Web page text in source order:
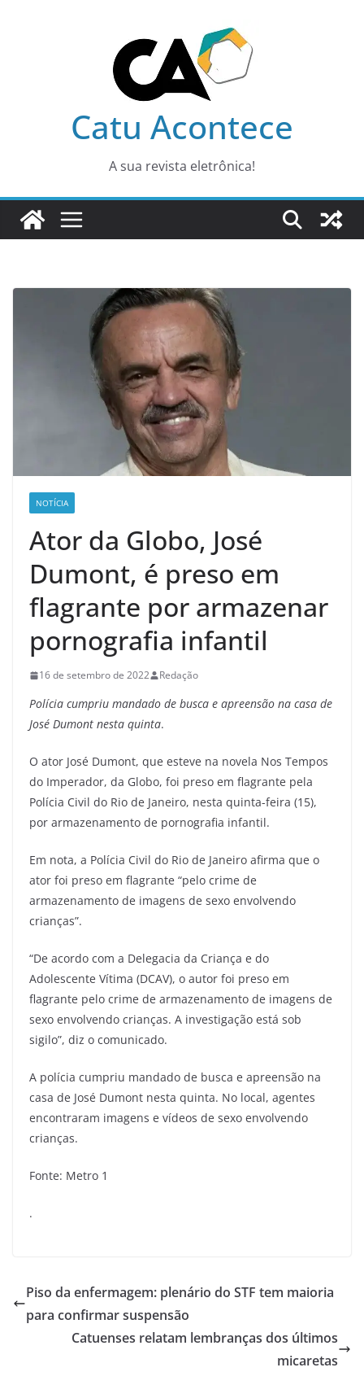
Catu Acontece
A sua revista eletrônica!
NOTÍCIA
Ator da Globo, José
Dumont, é preso em
flagrante por armazenar
pornografia infantil
16 de setembro de 2022 Redação
Polícia cumpriu mandado de busca e apreensão na casa de
José Dumont nesta quinta.
O ator José Dumont, que esteve na novela Nos Tempos
do Imperador, da Globo, foi preso em flagrante pela
Polícia Civil do Rio de Janeiro, nesta quinta-feira (15),
por armazenamento de pornografia infantil.
Em nota, a Polícia Civil do Rio de Janeiro afirma que o
ator foi preso em flagrante “pelo crime de
armazenamento de imagens de sexo envolvendo
crianças”.
“De acordo com a Delegacia da Criança e do
Adolescente Vítima (DCAV), o autor foi preso em
flagrante pelo crime de armazenamento de imagens de
sexo envolvendo crianças. A investigação está sob
sigilo”, diz o comunicado.
A polícia cumpriu mandado de busca e apreensão na
casa de José Dumont nesta quinta. No local, agentes
encontraram imagens e vídeos de sexo envolvendo
crianças.
Fonte: Metro 1
.
Piso da enfermagem: plenário do STF tem maioria
para confirmar suspensão
Catuenses relatam lembranças dos últimos
micaretas